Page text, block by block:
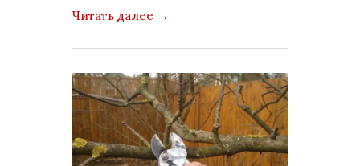
Читать далее →